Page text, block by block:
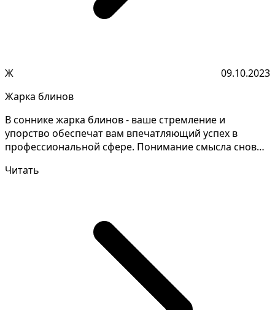
Ж
09.10.2023
Жарка блинов
В соннике жарка блинов - ваше стремление и
упорство обеспечат вам впечатляющий успех в
профессиональной сфере. Понимание смысла снов
Читать